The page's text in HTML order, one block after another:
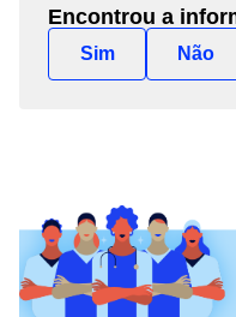
Encontrou a
Sim Não